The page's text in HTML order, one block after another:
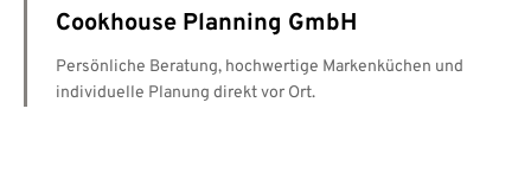
Cookhouse Planning GmbH
Persönliche Beratung, hochwertige Markenküchen und
individuelle Planung direkt vor Ort.